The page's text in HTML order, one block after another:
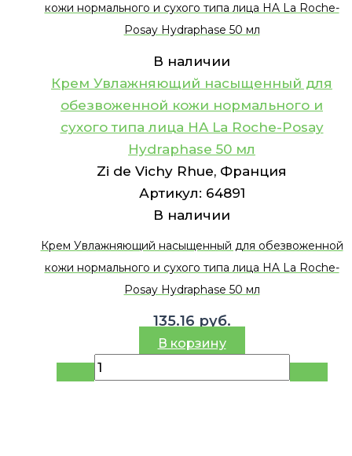
кожи нормального и сухого типа лица HA La Roche-
Posay Hydraphase 50 мл
В наличии
Крем Увлажняющий насыщенный для
обезвоженной кожи нормального и
сухого типа лица HA La Roche-Posay
Hydraphase 50 мл
Zi de Vichy Rhue, Франция
Артикул: 64891
В наличии
Крем Увлажняющий насыщенный для обезвоженной
кожи нормального и сухого типа лица HA La Roche-
Posay Hydraphase 50 мл
135.16 руб.
В корзину